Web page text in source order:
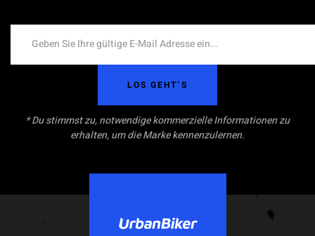
LOS GEHT´S
* Du stimmst zu, notwendige kommerzielle Informationen zu
erhalten, um die Marke kennenzulernen.